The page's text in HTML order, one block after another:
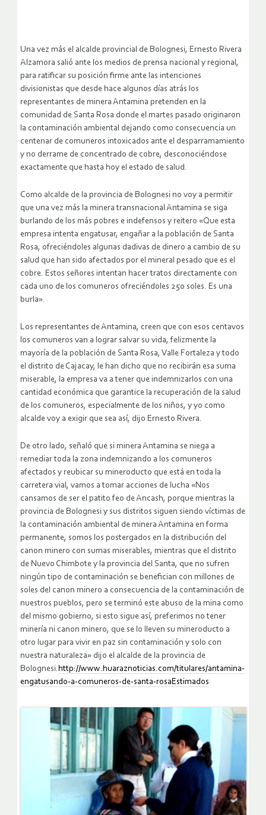
Una vez más el alcalde provincial de Bolognesi, Ernesto Rivera
Alzamora salió ante los medios de prensa nacional y regional,
para ratificar su posición firme ante las intenciones
divisionistas que desde hace algunos días atrás los
representantes de minera Antamina pretenden en la
comunidad de Santa Rosa donde el martes pasado originaron
la contaminación ambiental dejando como consecuencia un
centenar de comuneros intoxicados ante el desparramamiento
y no derrame de concentrado de cobre, desconociéndose
exactamente que hasta hoy el estado de salud.
Como alcalde de la provincia de Bolognesi no voy a permitir
que una vez más la minera transnacional Antamina se siga
burlando de los más pobres e indefensos y reitero «Que esta
empresa intenta engatusar, engañar a la población de Santa
Rosa, ofreciéndoles algunas dadivas de dinero a cambio de su
salud que han sido afectados por el mineral pesado que es el
cobre. Estos señores intentan hacer tratos directamente con
cada uno de los comuneros ofreciéndoles 250 soles. Es una
burla».
Los representantes de Antamina, creen que con esos centavos
los comuneros van a lograr salvar su vida, felizmente la
mayoría de la población de Santa Rosa, Valle Fortaleza y todo
el distrito de Cajacay, le han dicho que no recibirán esa suma
miserable, la empresa va a tener que indemnizarlos con una
cantidad económica que garantice la recuperación de la salud
de los comuneros, especialmente de los niños, y yo como
alcalde voy a exigir que sea así, dijo Ernesto Rivera.
De otro lado, señaló que si minera Antamina se niega a
remediar toda la zona indemnizando a los comuneros
afectados y reubicar su mineroducto que está en toda la
carretera vial, vamos a tomar acciones de lucha «Nos
cansamos de ser el patito feo de Ancash, porque mientras la
provincia de Bolognesi y sus distritos siguen siendo víctimas de
la contaminación ambiental de minera Antamina en forma
permanente, somos los postergados en la distribución del
canon minero con sumas miserables, mientras que el distrito
de Nuevo Chimbote y la provincia del Santa, que no sufren
ningún tipo de contaminación se benefician con millones de
soles del canon minero a consecuencia de la contaminación de
nuestros pueblos, pero se terminó este abuso de la mina como
del mismo gobierno, si esto sigue así, preferimos no tener
minería ni canon minero, que se lo lleven su mineroducto a
otro lugar para vivir en paz sin contaminación y solo con
nuestra naturaleza» dijo el alcalde de la provincia de
Bolognesi. http://www.huaraznoticias.com/titulares/antamina-
engatusando-a-comuneros-de-santa-rosaEstimados